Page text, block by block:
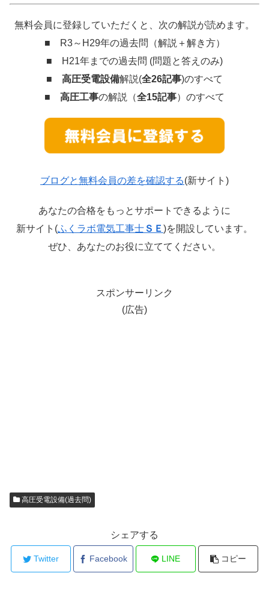
無料会員に登録していただくと、次の解説が読めます。
■ R3～H29年の過去問（解説＋解き方）
■ H21年までの過去問 (問題と答えのみ)
■ 高圧受電設備解説(全26記事)のすべて
■ 高圧工事の解説（全15記事）のすべて
ブログと無料会員の差を確認する(新サイト)
あなたの合格をもっとサポートできるように
新サイト(ふくラボ電気工事士ＳＥ)を開設しています。
ぜひ、あなたのお役に立ててください。
スポンサーリンク
(広告)
高圧受電設備(過去問)
シェアする
Twitter Facebook LINE コピー